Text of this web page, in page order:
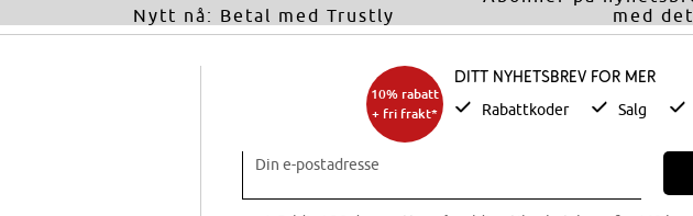
Nytt nå: Betal med Trustly
med
10% rabatt
+ fri frakt*
Ditt nyhetsbrev for mer
Rabattkoder Salg
Din e-postadresse